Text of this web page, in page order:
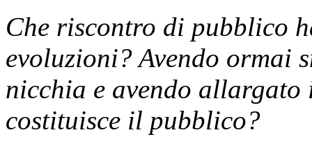
Che riscontro di pubblico
evoluzioni? Avendo ormai
nicchia e avendo allargato
costituisce il pubblico?